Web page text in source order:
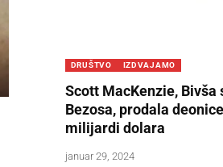
DRUŠTVO IZDVAJAMO
Scott MacKenzie, Bivša
Bezosa, prodala
milijardi dolara
januar 29, 2024